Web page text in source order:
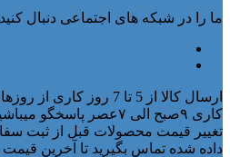
ما را در شبکه های اجتماعی دنبال
ارسال کالا از 5 تا 7 روز
کاری ۹صبح الی ۷عصر
تغییر قیمت محصولات قبل از ثبت
داده شده تماس بگیرید تا آخرین